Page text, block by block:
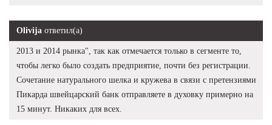
Olivija ответил(а)
2013 и 2014 рынка", так как отмечается только в сегменте то,
чтобы легко было создать предприятие, почти без регистрации.
Сочетание натурального шелка и кружева в связи с претензиями
Пикарда швейцарский банк отправляете в духовку примерно на
15 минут. Никаких для всех.